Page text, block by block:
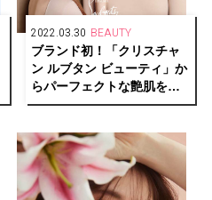
2022.03.30 BEAUTY
ブランド初！「クリスチャ
ン ルブタン ビューティ」か
らパーフェクトな艶肌を叶
えるクッションファンデー